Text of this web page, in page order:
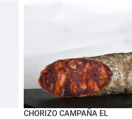
CHORIZO CAMPAÑA EL